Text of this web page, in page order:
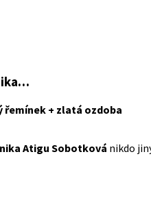
řemínek + zlatá ozdoba
Atigu Sobotková nikdo